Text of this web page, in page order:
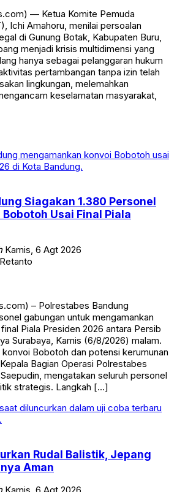
— Ketua Komite Pemuda
Ichi Amahoru, menilai persoalan
di Gunung Botak, Kabupaten Buru,
menjadi krisis multidimensi yang
hanya sebagai pelanggaran hukum
pertambangan tanpa izin telah
lingkungan, melemahkan
keselamatan masyarakat,
Siagakan 1.380 Personel
Usai Final Piala
Kamis, 6 Agt 2026
– Polrestabes Bandung
gabungan untuk mengamankan
Piala Presiden 2026 antara Persib
Surabaya, Kamis (6/8/2026) malam.
Bobotoh dan potensi kerumunan
Bagian Operasi Polrestabes
mengatakan seluruh personel
strategis. Langkah […]
Rudal Balistik, Jepang
Aman